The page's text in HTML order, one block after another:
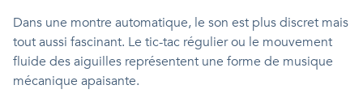
Dans une montre automatique, le son est plus discret mais
tout aussi fascinant. Le tic-tac régulier ou le mouvement
fluide des aiguilles représentent une forme de musique
mécanique apaisante.